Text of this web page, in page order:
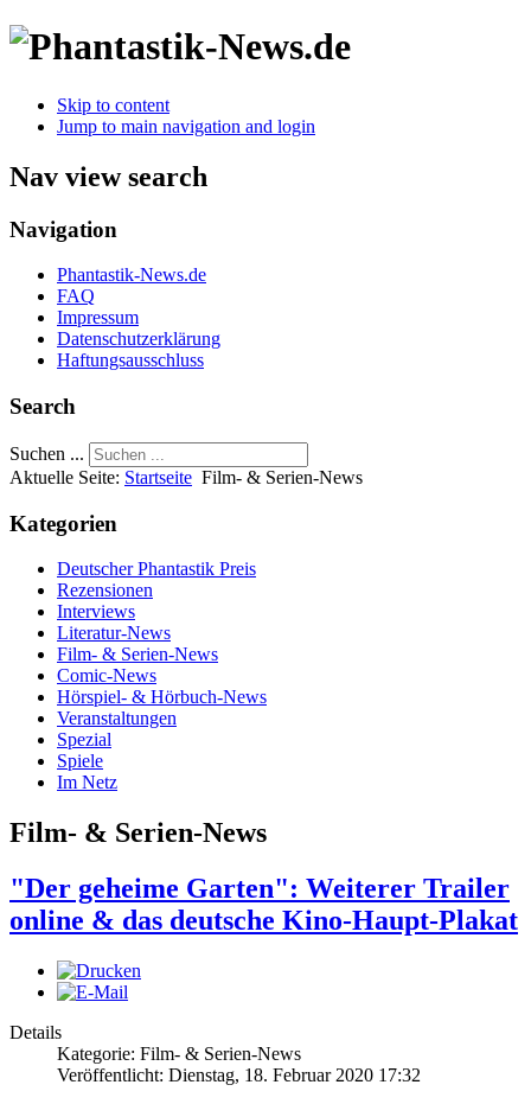
Skip to content
Jump to main navigation and login
Nav view search
Navigation
Phantastik-News.de
FAQ
Impressum
Datenschutzerklärung
Haftungsausschluss
Search
Suchen ...
Aktuelle Seite: Startseite Film- & Serien-News
Kategorien
Deutscher Phantastik Preis
Rezensionen
Interviews
Literatur-News
Film- & Serien-News
Comic-News
Hörspiel- & Hörbuch-News
Veranstaltungen
Spezial
Spiele
Im Netz
Film- & Serien-News
"Der geheime Garten": Weiterer Trailer
online & das deutsche Kino-Haupt-Plakat
Details
Kategorie: Film- & Serien-News
Veröffentlicht: Dienstag, 18. Februar 2020 17:32